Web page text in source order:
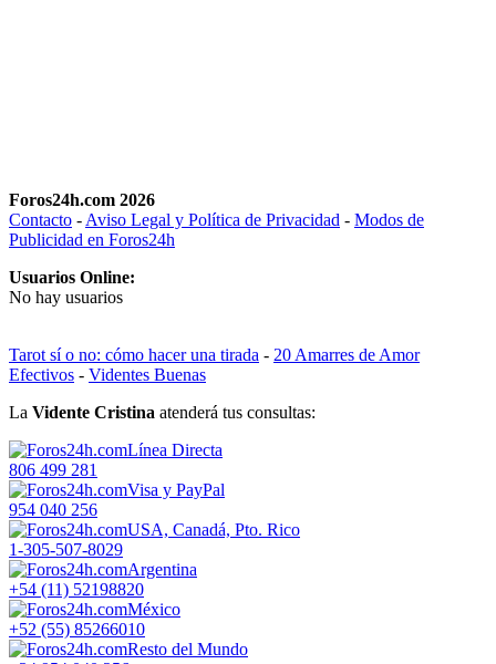
Foros24h.com 2026
Contacto - Aviso Legal y Política de Privacidad - Modos de
Publicidad en Foros24h
Usuarios Online:
No hay usuarios
Tarot sí o no: cómo hacer una tirada - 20 Amarres de Amor
Efectivos - Videntes Buenas
La Vidente Cristina atenderá tus consultas:
Línea Directa
806 499 281
Visa y PayPal
954 040 256
USA, Canadá, Pto. Rico
1-305-507-8029
Argentina
+54 (11) 52198820
México
+52 (55) 85266010
Resto del Mundo